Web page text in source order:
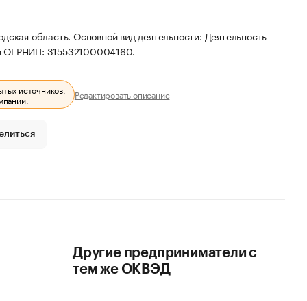
область. Основной вид деятельности: Деятельность
ОГРНИП: 315532100004160.
источников.
Редактировать описание
Другие предприниматели с
тем же ОКВЭД